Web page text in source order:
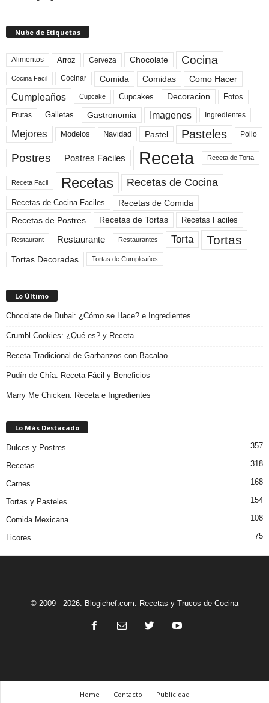
Nube de Etiquetas
Alimentos Arroz Cerveza Chocolate Cocina
Cocina Facil Cocinar Comida Comidas Como Hacer
Cumpleaños Cupcake Cupcakes Decoracion Fotos
Frutas Galletas Gastronomia Imagenes Ingredientes
Mejores Modelos Navidad Pastel Pasteles Pollo
Postres Postres Faciles Receta Receta de Torta
Receta Facil Recetas Recetas de Cocina
Recetas de Cocina Faciles
Recetas de Comida
Recetas de Postres
Recetas de Tortas Recetas Faciles
Restaurant Restaurante Restaurantes Torta Tortas
Tortas Decoradas Tortas de Cumpleaños
Lo Último
Chocolate de Dubai: ¿Cómo se Hace? e Ingredientes
Crumbl Cookies: ¿Qué es? y Receta
Receta Tradicional de Garbanzos con Bacalao
Pudín de Chía: Receta Fácil y Beneficios
Marry Me Chicken: Receta e Ingredientes
Lo Más Destacado
Dulces y Postres 357
Recetas 318
Carnes 168
Tortas y Pasteles 154
Comida Mexicana 108
Licores 75
© 2009 - 2026. Blogichef.com. Recetas y Trucos de Cocina
Home Contacto Publicidad